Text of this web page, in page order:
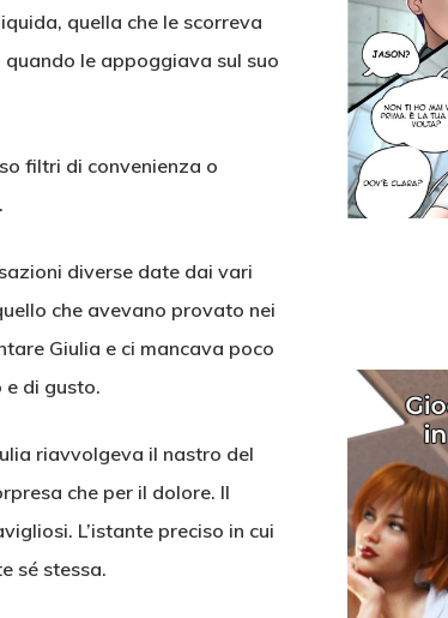
quella che le scorreva
le appoggiava sul suo
filtri di convenienza o
diverse date dai vari
che avevano provato nei
Giulia e ci mancava poco
di gusto.
riavvolgeva il nastro del
che per il dolore. Il
L’istante preciso in cui
sé stessa.